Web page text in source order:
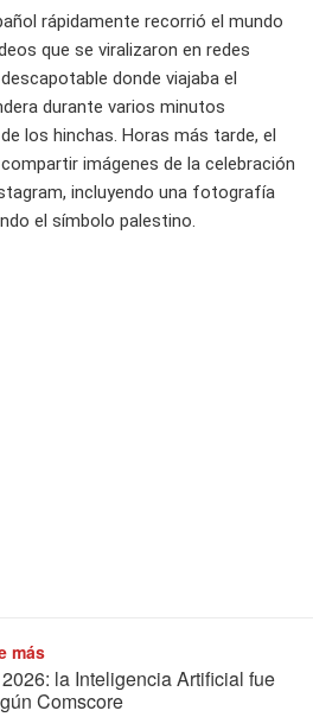
rápidamente recorrió el mundo
que se viralizaron en redes
donde viajaba el
durante varios minutos
los hinchas. Horas más tarde, el
imágenes de la celebración
incluyendo una fotografía
el símbolo palestino.
más
la Inteligencia Artificial fue
Comscore